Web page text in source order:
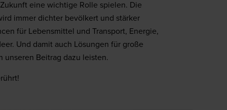
eine wichtige Rolle spielen. Die
immer dichter bevölkert und stärker
für Lebensmittel und Transport, Energie,
Und damit auch Lösungen für große
unseren Beitrag dazu leisten.